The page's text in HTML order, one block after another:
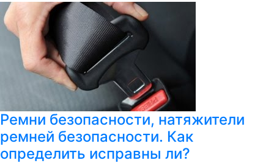
Ремни безопасности, натяжители
ремней безопасности. Как
определить исправны ли?